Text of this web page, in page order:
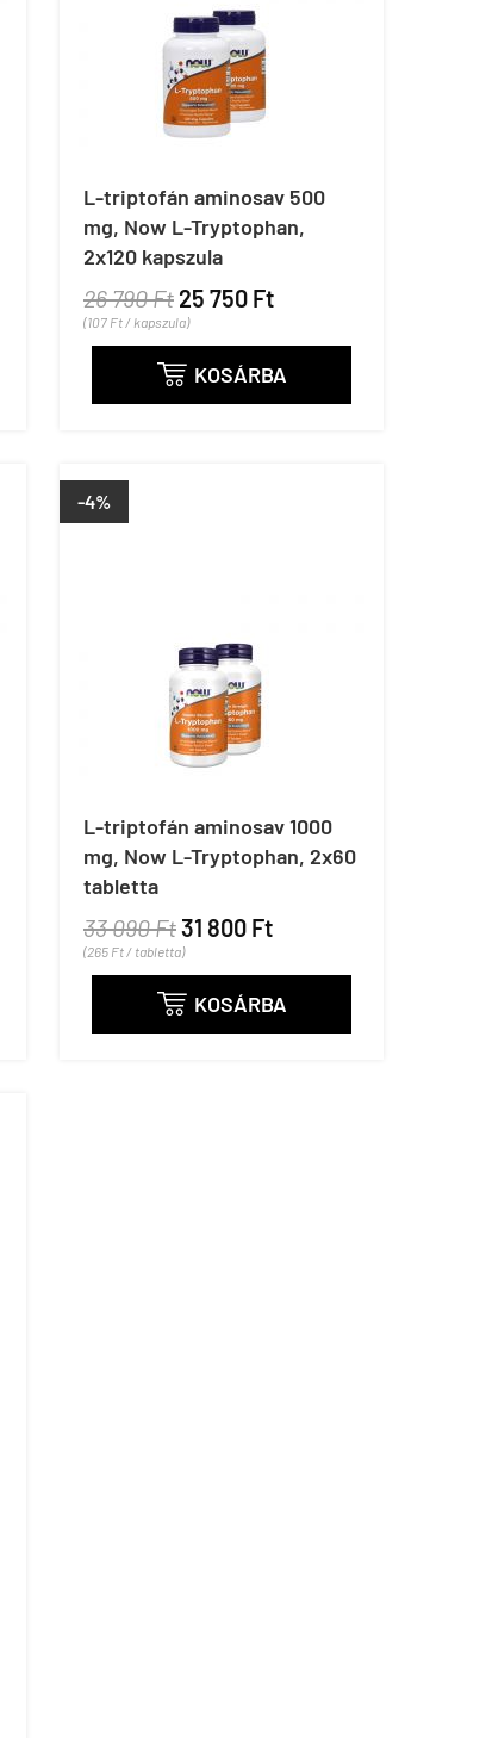
L-triptofán aminosav 500
mg, Now L-Tryptophan,
2x120 kapszula
26 790 Ft 25 750 Ft
(107 Ft / kapszula)
 KOSÁRBA
-4%
L-triptofán aminosav 1000
mg, Now L-Tryptophan, 2x60
tabletta
33 090 Ft31 800 Ft
(265 Ft / tabletta)
 KOSÁRBA